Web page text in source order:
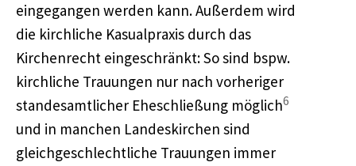
eingegangen werden kann. Außerdem wird
die kirchliche Kasualpraxis durch das
Kirchenrecht eingeschränkt: So sind bspw.
kirchliche Trauungen nur nach vorheriger
standesamtlicher Eheschließung möglich6
und in manchen Landeskirchen sind
gleichgeschlechtliche Trauungen immer